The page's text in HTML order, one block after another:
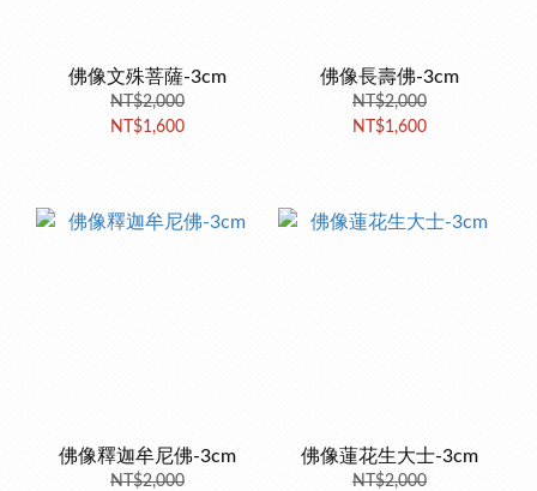
佛像文殊菩薩-3cm
NT$2,000
NT$1,600
佛像長壽佛-3cm
NT$2,000
NT$1,600
佛像釋迦牟尼佛-3cm
NT$2,000
佛像蓮花生大士-3cm
NT$2,000